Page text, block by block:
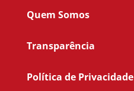
Quem Somos
Transparência
Política de Privacidade